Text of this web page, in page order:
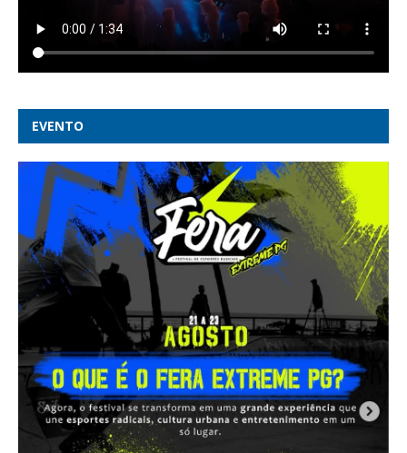
EVENTO